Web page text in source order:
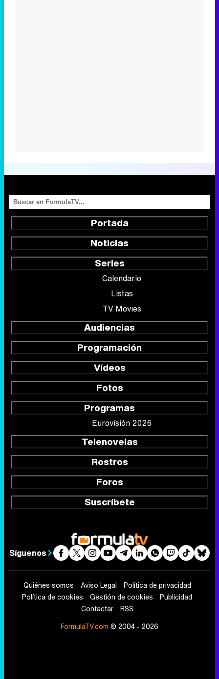
Portada
Noticias
Series
Calendario
Listas
TV Movies
Audiencias
Programación
Vídeos
Fotos
Programas
Eurovisión 2026
Telenovelas
Rostros
Foros
Suscríbete
Síguenos
Quiénes somos Aviso Legal
Política de privacidad
Política de cookies
Gestión de cookies
Publicidad
Contactar
RSS
FormulaTV.com © 2004 - 2026